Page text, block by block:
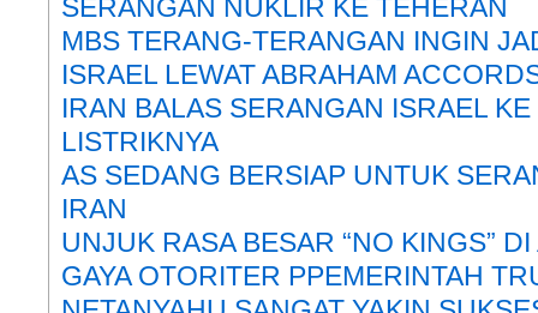
SERANGAN NUKLIR KE TEHERAN
MBS TERANG-TERANGAN INGIN
ISRAEL LEWAT ABRAHAM
IRAN BALAS SERANGAN ISRAEL
LISTRIKNYA
AS SEDANG BERSIAP UNTUK
IRAN
UNJUK RASA BESAR “NO KINGS”
GAYA OTORITER PPEMERINTAH